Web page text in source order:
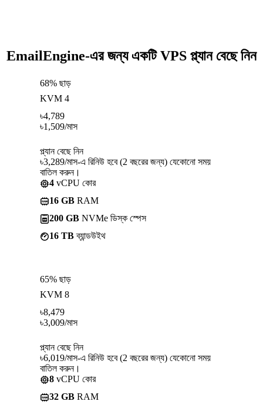
EmailEngine-এর জন্য একটি VPS প্ল্যান বেছে নিন
68% ছাড়
KVM 4
৳4,789
৳1,509/মাস
প্ল্যান বেছে নিন
৳3,289/মাস-এ রিনিউ হবে (2 বছরের জন্য) যেকোনো সময়
বাতিল করুন।
4 vCPU কোর
16 GB RAM
200 GB NVMe ডিস্ক স্পেস
16 TBব্যান্ডউইথ
65% ছাড়
KVM 8
৳8,479
৳3,009/মাস
প্ল্যান বেছে নিন
৳6,019/মাস-এ রিনিউ হবে (2 বছরের জন্য) যেকোনো সময়
বাতিল করুন।
8 vCPU কোর
32 GB RAM